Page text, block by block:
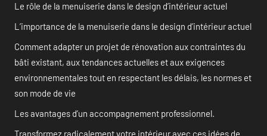
Le rôle de la menuiserie dans le design d’intérieur actuel
L’importance de la menuiserie dans le design d’intérieur actuel
Comment adapter un projet de rénovation aux contraintes du
bâti existant, aux tendances actuelles et aux exigences
environnementales tout en respectant les délais, les normes et
son mode de vie
Les avantages d’un accompagnement professionnel.
Transformez radicalement votre intérieur avec ces idées de